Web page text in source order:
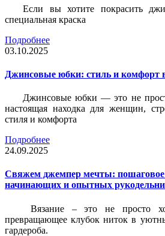
Если вы хотите покрасить
специальная краска
Подробнее
03.10.2025
Джинсовые юбки: стиль и комфорт
Джинсовые юбки — это не
настоящая находка для женщин,
стиля и комфорта
Подробнее
24.09.2025
Свяжем джемпер мечты: пошаговое
начинающих и опытных
Вязание – это не просто
превращающее клубок ниток в
гардероба.